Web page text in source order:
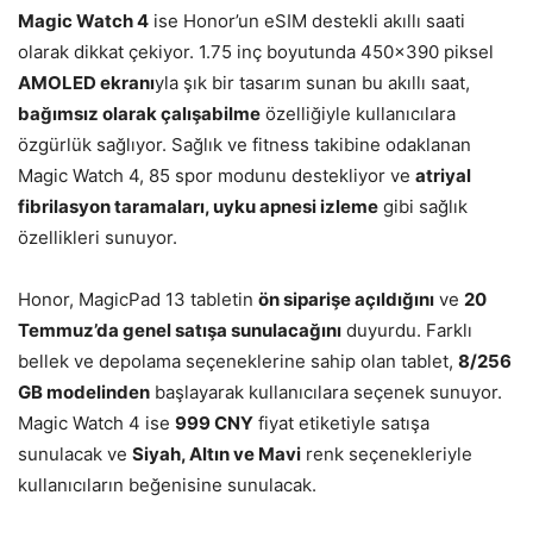
Magic Watch 4 ise Honor’un eSIM destekli akıllı saati
olarak dikkat çekiyor. 1.75 inç boyutunda 450×390 piksel
AMOLED ekranıyla şık bir tasarım sunan bu akıllı saat,
bağımsız olarak çalışabilme özelliğiyle kullanıcılara
özgürlük sağlıyor. Sağlık ve fitness takibine odaklanan
Magic Watch 4, 85 spor modunu destekliyor ve atriyal
fibrilasyon taramaları, uyku apnesi izleme gibi sağlık
özellikleri sunuyor.
Honor, MagicPad 13 tabletin ön siparişe açıldığını ve 20
Temmuz’da genel satışa sunulacağını duyurdu. Farklı
bellek ve depolama seçeneklerine sahip olan tablet, 8/256
GB modelinden başlayarak kullanıcılara seçenek sunuyor.
Magic Watch 4 ise 999 CNY fiyat etiketiyle satışa
sunulacak ve Siyah, Altın ve Mavi renk seçenekleriyle
kullanıcıların beğenisine sunulacak.